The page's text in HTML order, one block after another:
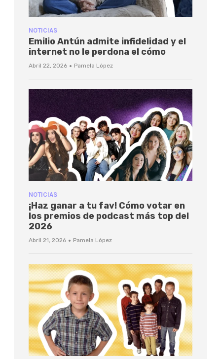
NOTICIAS
Emilio Antún admite infidelidad y el
internet no le perdona el cómo
Abril 22, 2026 · Pamela López
NOTICIAS
¡Haz ganar a tu fav! Cómo votar en
los premios de podcast más top del
2026
Abril 21, 2026 · Pamela López